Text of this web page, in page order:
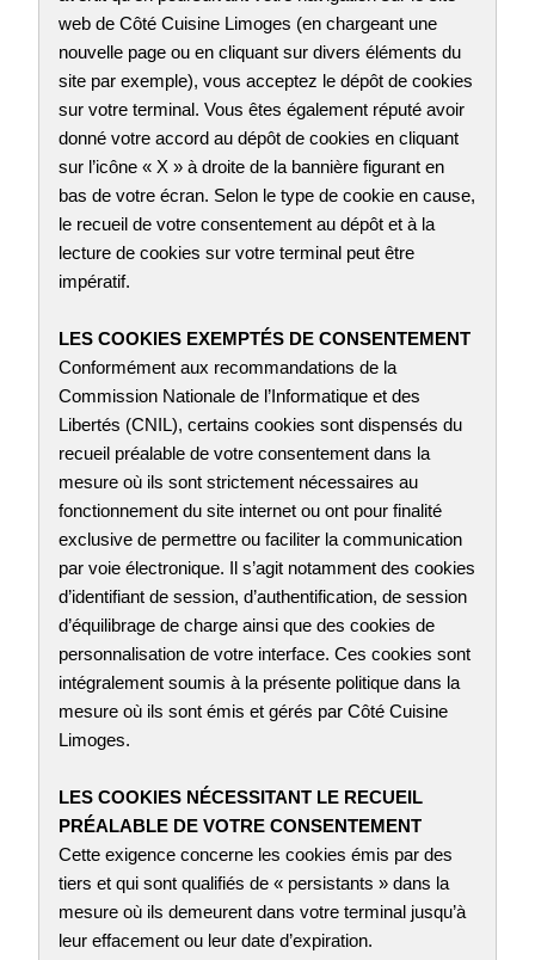
web de Côté Cuisine Limoges (en chargeant une
nouvelle page ou en cliquant sur divers éléments du
site par exemple), vous acceptez le dépôt de cookies
sur votre terminal. Vous êtes également réputé avoir
donné votre accord au dépôt de cookies en cliquant
sur l’icône « X » à droite de la bannière figurant en
bas de votre écran. Selon le type de cookie en cause,
le recueil de votre consentement au dépôt et à la
lecture de cookies sur votre terminal peut être
impératif.
LES COOKIES EXEMPTÉS DE CONSENTEMENT
Conformément aux recommandations de la
Commission Nationale de l’Informatique et des
Libertés (CNIL), certains cookies sont dispensés du
recueil préalable de votre consentement dans la
mesure où ils sont strictement nécessaires au
fonctionnement du site internet ou ont pour finalité
exclusive de permettre ou faciliter la communication
par voie électronique. Il s’agit notamment des cookies
d’identifiant de session, d’authentification, de session
d’équilibrage de charge ainsi que des cookies de
personnalisation de votre interface. Ces cookies sont
intégralement soumis à la présente politique dans la
mesure où ils sont émis et gérés par Côté Cuisine
Limoges.
LES COOKIES NÉCESSITANT LE RECUEIL
PRÉALABLE DE VOTRE CONSENTEMENT
Cette exigence concerne les cookies émis par des
tiers et qui sont qualifiés de « persistants » dans la
mesure où ils demeurent dans votre terminal jusqu’à
leur effacement ou leur date d’expiration.